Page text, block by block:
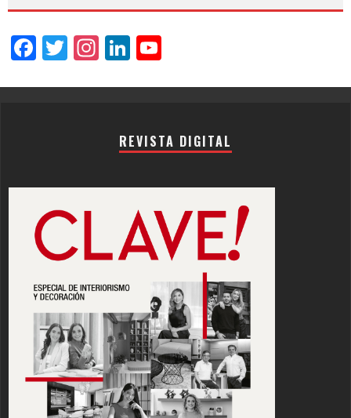
Facebook
Twitter
Instagram
LinkedIn
REVISTA DIGITAL